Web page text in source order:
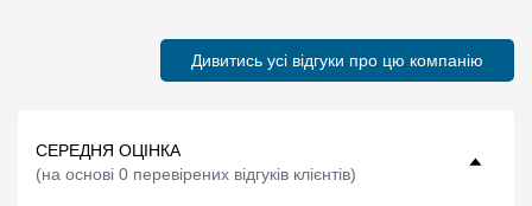
Дивитись усі відгуки про цю компанію
СЕРЕДНЯ ОЦІНКА
(на основі 0 перевірених відгуків клієнтів)